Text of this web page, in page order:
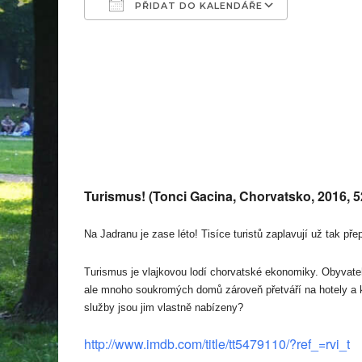
PŘIDAT DO KALENDÁŘE
Turismus! (Tonci Gacina, Chorvatsko, 2016,
Na Jadranu je zase léto! Tisíce turistů zaplavují už tak
Turismus je vlajkovou lodí chorvatské ekonomiky.
ale mnoho soukromých domů zároveň přetváří na hotely
služby jsou jim vlastně nabízeny?
http://www.imdb.com/title/tt5479110/?ref_=rvi_t